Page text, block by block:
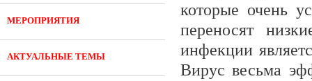
МЕРОПРИЯТИЯ
АКТУАЛЬНЫЕ ТЕМЫ
которые очень
переносят
инфекции
Вирус весьма